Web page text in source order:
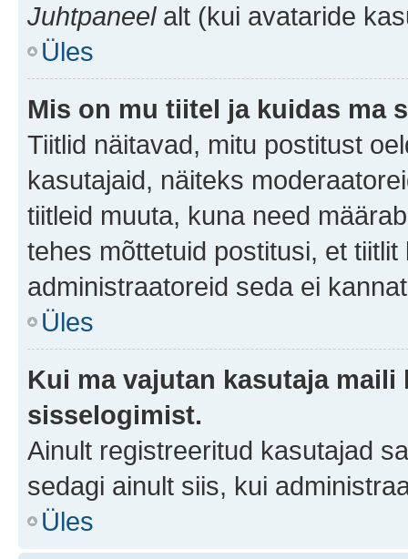
Juhtpaneelalt (kui avataride
Üles
Mis on mu tiitel ja kuidas ma
Tiitlid näitavad, mitu postitust
kasutajaid, näiteks
tiitleid muuta, kuna need
tehes mõttetuid postitusi, et
administraatoreid seda ei
Üles
Kui ma vajutan kasutaja
sisselogimist.
Ainult registreeritud kasutajad
sedagi ainult siis, kui
Üles